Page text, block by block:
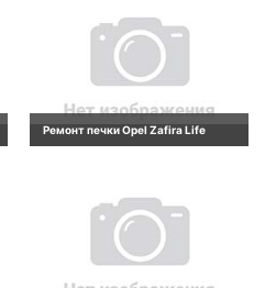
Ремонт печки Opel Zafira Life